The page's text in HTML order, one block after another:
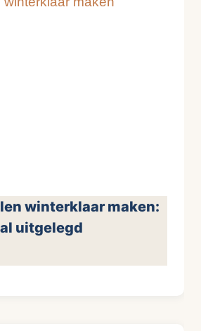
winterklaar maken:
uitgelegd